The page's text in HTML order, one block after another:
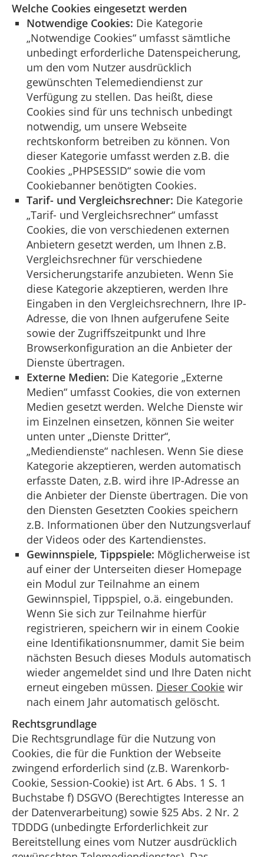
Welche Cookies eingesetzt werden
Notwendige Cookies: Die Kategorie
„Notwendige Cookies“ umfasst sämtliche
unbedingt erforderliche Datenspeicherung,
um den vom Nutzer ausdrücklich
gewünschten Telemediendienst zur
Verfügung zu stellen. Das heißt, diese
Cookies sind für uns technisch unbedingt
notwendig, um unsere Webseite
rechtskonform betreiben zu können. Von
dieser Kategorie umfasst werden z.B. die
Cookies „PHPSESSID“ sowie die vom
Cookiebanner benötigten Cookies.
Tarif- und Vergleichsrechner: Die Kategorie
„Tarif- und Vergleichsrechner“ umfasst
Cookies, die von verschiedenen externen
Anbietern gesetzt werden, um Ihnen z.B.
Vergleichsrechner für verschiedene
Versicherungstarife anzubieten. Wenn Sie
diese Kategorie akzeptieren, werden Ihre
Eingaben in den Vergleichsrechnern, Ihre IP-
Adresse, die von Ihnen aufgerufene Seite
sowie der Zugriffszeitpunkt und Ihre
Browserkonfiguration an die Anbieter der
Dienste übertragen.
Externe Medien: Die Kategorie „Externe
Medien“ umfasst Cookies, die von externen
Medien gesetzt werden. Welche Dienste wir
im Einzelnen einsetzen, können Sie weiter
unten unter „Dienste Dritter“,
„Mediendienste“ nachlesen. Wenn Sie diese
Kategorie akzeptieren, werden automatisch
erfasste Daten, z.B. wird ihre IP-Adresse an
die Anbieter der Dienste übertragen. Die von
den Diensten Gesetzten Cookies speichern
z.B. Informationen über den Nutzungsverlauf
der Videos oder des Kartendienstes.
Gewinnspiele, Tippspiele: Möglicherweise ist
auf einer der Unterseiten dieser Homepage
ein Modul zur Teilnahme an einem
Gewinnspiel, Tippspiel, o.ä. eingebunden.
Wenn Sie sich zur Teilnahme hierfür
registrieren, speichern wir in einem Cookie
eine Identifikationsnummer, damit Sie beim
nächsten Besuch dieses Moduls automatisch
wieder angemeldet sind und Ihre Daten nicht
erneut eingeben müssen. Dieser Cookie wir
nach einem Jahr automatisch gelöscht.
Rechtsgrundlage
Die Rechtsgrundlage für die Nutzung von
Cookies, die für die Funktion der Webseite
zwingend erforderlich sind (z.B. Warenkorb-
Cookie, Session-Cookie) ist Art. 6 Abs. 1 S. 1
Buchstabe f) DSGVO (Berechtigtes Interesse an
der Datenverarbeitung) sowie §25 Abs. 2 Nr. 2
TDDDG (unbedingte Erforderlichkeit zur
Bereitstellung eines vom Nutzer ausdrücklich